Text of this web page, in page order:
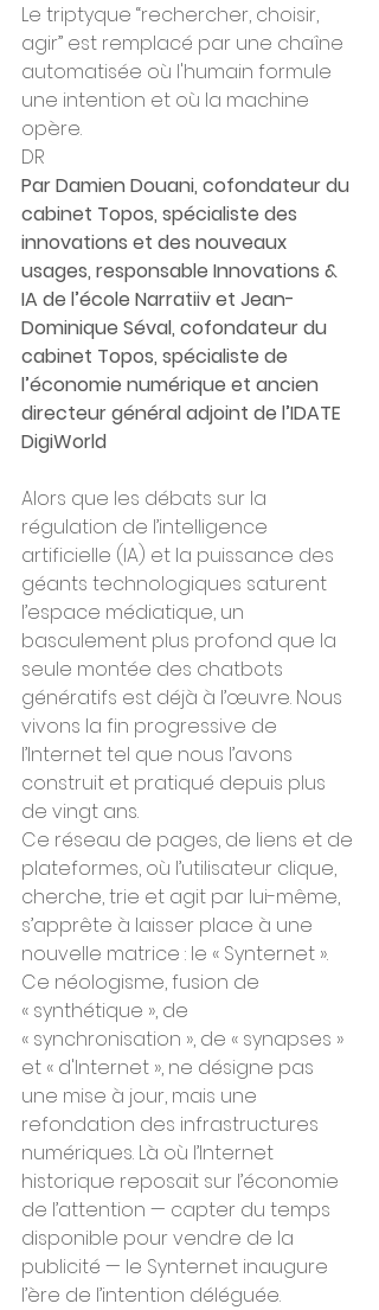
Le triptyque “rechercher, choisir,
agir” est remplacé par une chaîne
automatisée où l'humain formule
une intention et où la machine
opère.
DR
Par Damien Douani, cofondateur du
cabinet Topos, spécialiste des
innovations et des nouveaux
usages, responsable Innovations &
IA de l’école Narratiiv et Jean-
Dominique Séval, cofondateur du
cabinet Topos, spécialiste de
l’économie numérique et ancien
directeur général adjoint de l’IDATE
DigiWorld
Alors que les débats sur la
régulation de l’intelligence
artificielle (IA) et la puissance des
géants technologiques saturent
l’espace médiatique, un
basculement plus profond que la
seule montée des chatbots
génératifs est déjà à l’œuvre. Nous
vivons la fin progressive de
l’Internet tel que nous l’avons
construit et pratiqué depuis plus
de vingt ans.
Ce réseau de pages, de liens et de
plateformes, où l’utilisateur clique,
cherche, trie et agit par lui-même,
s’apprête à laisser place à une
nouvelle matrice : le « Synternet ».
Ce néologisme, fusion de
« synthétique », de
« synchronisation », de « synapses »
et « d'Internet », ne désigne pas
une mise à jour, mais une
refondation des infrastructures
numériques. Là où l’Internet
historique reposait sur l’économie
de l’attention — capter du temps
disponible pour vendre de la
publicité — le Synternet inaugure
l’ère de l’intention déléguée.